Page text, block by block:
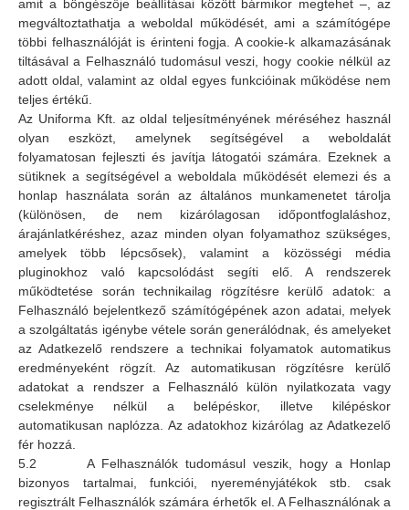
amit a böngészője beállításai között bármikor megtehet –, az
megváltoztathatja a weboldal működését, ami a számítógépe
többi felhasználóját is érinteni fogja. A cookie-k alkamazásának
tiltásával a Felhasználó tudomásul veszi, hogy cookie nélkül az
adott oldal, valamint az oldal egyes funkcióinak működése nem
teljes értékű.
Az Uniforma Kft. az oldal teljesítményének méréséhez használ
olyan eszközt, amelynek segítségével a weboldalát
folyamatosan fejleszti és javítja látogatói számára. Ezeknek a
sütiknek a segítségével a weboldala működését elemezi és a
honlap használata során az általános munkamenetet tárolja
(különösen, de nem kizárólagosan időpontfoglaláshoz,
árajánlatkéréshez, azaz minden olyan folyamathoz szükséges,
amelyek több lépcsősek), valamint a közösségi média
pluginokhoz való kapcsolódást segíti elő. A rendszerek
működtetése során technikailag rögzítésre kerülő adatok: a
Felhasználó bejelentkező számítógépének azon adatai, melyek
a szolgáltatás igénybe vétele során generálódnak, és amelyeket
az Adatkezelő rendszere a technikai folyamatok automatikus
eredményeként rögzít. Az automatikusan rögzítésre kerülő
adatokat a rendszer a Felhasználó külön nyilatkozata vagy
cselekménye nélkül a belépéskor, illetve kilépéskor
automatikusan naplózza. Az adatokhoz kizárólag az Adatkezelő
fér hozzá.
5.2 A Felhasználók tudomásul veszik, hogy a Honlap
bizonyos tartalmai, funkciói, nyereményjátékok stb. csak
regisztrált Felhasználók számára érhetők el. A Felhasználónak a